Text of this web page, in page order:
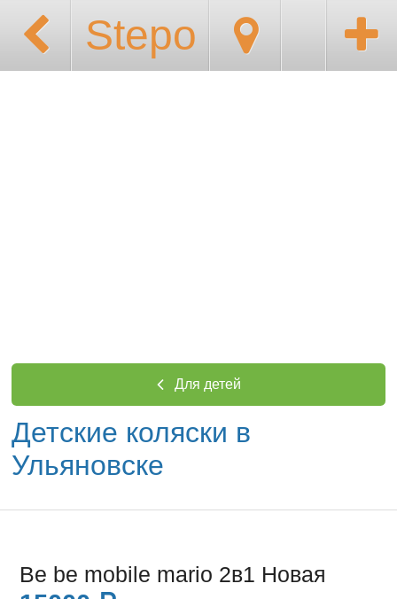
Stepo
Для детей
Детские коляски в
Ульяновске
Be be mobile mario 2в1 Новая